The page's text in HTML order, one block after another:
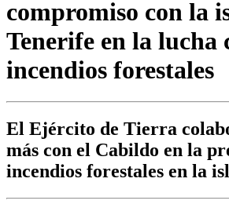
compromiso con la
Tenerife en la lucha
incendios forestales
El Ejército de Tierra
más con el Cabildo en la
incendios forestales en la